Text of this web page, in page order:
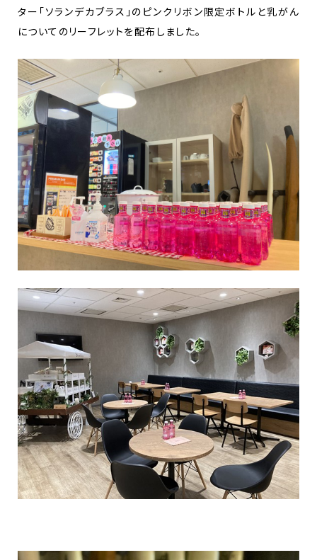
ター「ソランデカブラス」のピンクリボン限定ボトルと乳がん
についてのリーフレットを配布しました。